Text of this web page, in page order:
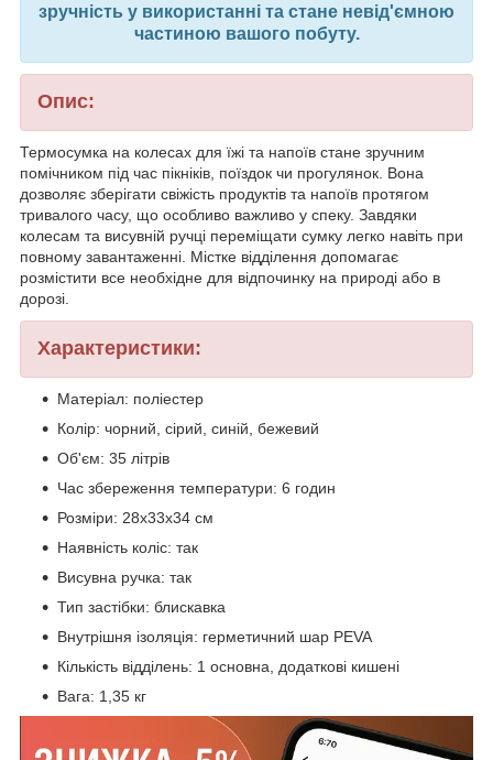
зручність у використанні та стане невід'ємною
частиною вашого побуту.
Опис:
Термосумка на колесах для їжі та напоїв стане зручним
помічником під час пікніків, поїздок чи прогулянок. Вона
дозволяє зберігати свіжість продуктів та напоїв протягом
тривалого часу, що особливо важливо у спеку. Завдяки
колесам та висувній ручці переміщати сумку легко навіть при
повному завантаженні. Містке відділення допомагає
розмістити все необхідне для відпочинку на природі або в
дорозі.
Характеристики:
Матеріал: поліестер
Колір: чорний, сірий, синій, бежевий
Об'єм: 35 літрів
Час збереження температури: 6 годин
Розміри: 28х33х34 см
Наявність коліс: так
Висувна ручка: так
Тип застібки: блискавка
Внутрішня ізоляція: герметичний шар PEVA
Кількість відділень: 1 основна, додаткові кишені
Вага: 1,35 кг